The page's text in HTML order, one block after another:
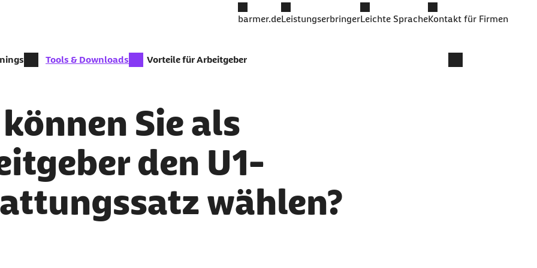
barmer.deLeistungserbringerLeichte SpracheKontakt für Firmen
zur Zeit aktiv:
Tools & Downloads Vorteile für Arbeitgeber
Sie als
den U1-
wählen?
als